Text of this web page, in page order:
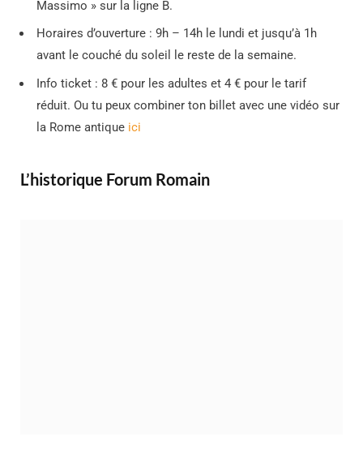
Massimo » sur la ligne B.
Horaires d’ouverture : 9h – 14h le lundi et jusqu’à 1h
avant le couché du soleil le reste de la semaine.
Info ticket : 8 € pour les adultes et 4 € pour le tarif
réduit. Ou tu peux combiner ton billet avec une vidéo sur
la Rome antique ici
L’historique Forum Romain